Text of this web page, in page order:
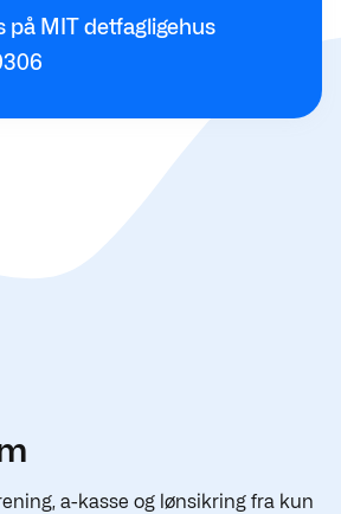
på MIT detfagligehus
a-kasse og lønsikring fra kun